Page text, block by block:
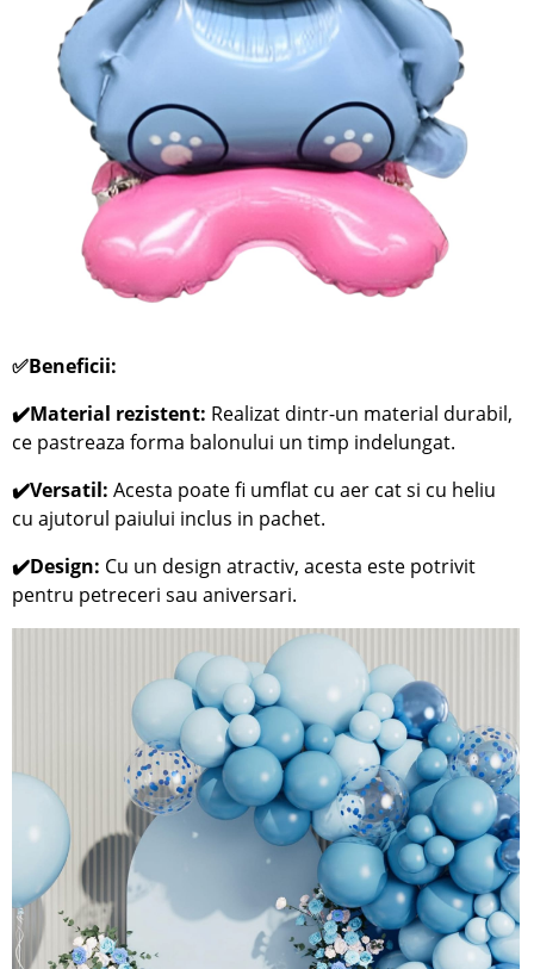
✅Beneficii:
✔️Material rezistent: Realizat dintr-un material durabil,
ce pastreaza forma balonului un timp indelungat.
✔️Versatil:Acesta poate fi umflat cu aer cat si cu heliu
cu ajutorul paiului inclus in pachet.
✔️Design: Cu un design atractiv, acesta este potrivit
pentru petreceri sau aniversari.